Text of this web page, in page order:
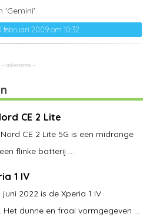
februari 2009 om 10:32
'Gemini'.
CE 2 Lite
CE 2 Lite 5G is een midrange
flinke batterij ...
1 IV
2022 is de Xperia 1 IV
Het dunne en fraai vormgegeven ...